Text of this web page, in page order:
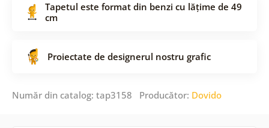
Tapetul este format din benzi cu lățime de 49
cm
Proiectate de designerul nostru grafic
Număr din catalog: tap3158 Producător: Dovido